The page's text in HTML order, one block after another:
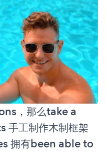
，那么take a
工制作木制框架
拥有been able to